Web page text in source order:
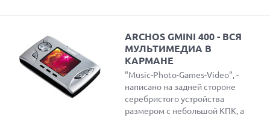
ARCHOS GMINI 400 - ВСЯ
МУЛЬТИМЕДИА В
КАРМАНЕ
"Music-Photo-Games-Video", -
написано на задней стороне
серебристого устройства
размером с небольшой КПК, а